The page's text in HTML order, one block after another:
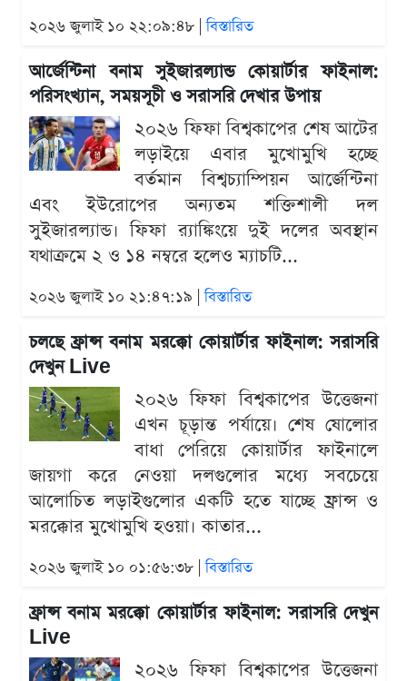
২০২৬ জুলাই ১০ ২২:০৯:৪৮ |বিস্তারিত
আর্জেন্টিনা বনাম সুইজারল্যান্ড কোয়ার্টার ফাইনাল:
পরিসংখ্যান, সময়সূচী ও সরাসরি দেখার উপায়
২০২৬ ফিফা বিশ্বকাপের শেষ আটের
লড়াইয়ে এবার মুখোমুখি হচ্ছে
বর্তমান বিশ্বচ্যাম্পিয়ন আর্জেন্টিনা
এবং ইউরোপের অন্যতম শক্তিশালী দল
সুইজারল্যান্ড। ফিফা র‍্যাঙ্কিংয়ে দুই দলের অবস্থান
যথাক্রমে ২ ও ১৪ নম্বরে হলেও ম্যাচটি...
২০২৬ জুলাই ১০ ২১:৪৭:১৯ |বিস্তারিত
চলছে ফ্রান্স বনাম মরক্কো কোয়ার্টার ফাইনাল: সরাসরি
দেখুন Live
২০২৬ ফিফা বিশ্বকাপের উত্তেজনা
এখন চূড়ান্ত পর্যায়ে। শেষ ষোলোর
বাধা পেরিয়ে কোয়ার্টার ফাইনালে
জায়গা করে নেওয়া দলগুলোর মধ্যে সবচেয়ে
আলোচিত লড়াইগুলোর একটি হতে যাচ্ছে ফ্রান্স ও
মরক্কোর মুখোমুখি হওয়া। কাতার...
২০২৬ জুলাই ১০ ০১:৫৬:৩৮ |বিস্তারিত
ফ্রান্স বনাম মরক্কো কোয়ার্টার ফাইনাল: সরাসরি দেখুন
Live
২০২৬ ফিফা বিশ্বকাপের উত্তেজনা